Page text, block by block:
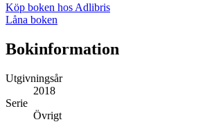
Köp boken hos Adlibris
Låna boken
Bokinformation
Utgivningsår
2018
Serie
Övrigt